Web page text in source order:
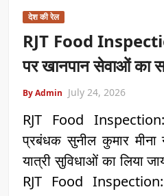
देश की रेल
RJT Food
पर खानपान सेवाओं का
By Admin July 24, 2026
RJT Food
प्रबंधक सुनील कुमार मीना
यात्री सुविधाओं का लिया
RJT Food Inspection: